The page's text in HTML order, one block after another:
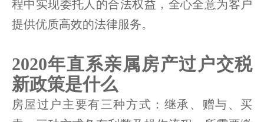
程中实现委托人的合法权益，全心全意为客户
提供优质高效的法律服务。
2020年直系亲属房产过户交税
新政策是什么
房屋过户主要有三种方式：继承、赠与、买